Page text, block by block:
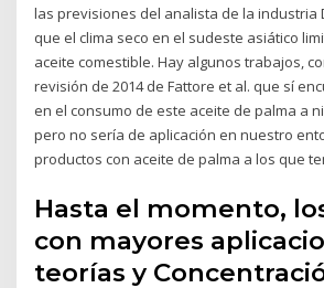
las previsiones del analista de la industria
que el clima seco en el sudeste asiático
aceite comestible. Hay algunos trabajos,
revisión de 2014 de Fattore et al. que sí
en el consumo de este aceite de palma a
pero no sería de aplicación en nuestro
productos con aceite de palma a los que
Hasta el momento,
con mayores
teorías y